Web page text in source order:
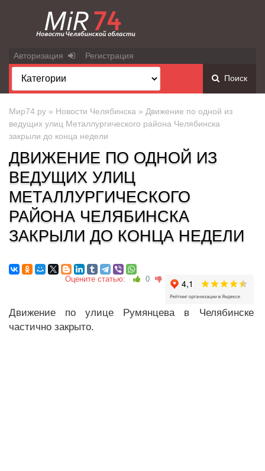
Авторизация Регистрация
Поиск
Мир74.ру » Новости Челябинска » Движение по одной из
ведущих улиц Металлургического района Челябинска
закрыли до конца недели
ДВИЖЕНИЕ ПО ОДНОЙ ИЗ
ВЕДУЩИХ УЛИЦ
МЕТАЛЛУРГИЧЕСКОГО
РАЙОНА ЧЕЛЯБИНСКА
ЗАКРЫЛИ ДО КОНЦА НЕДЕЛИ
Оцените статью: 0
Движение по улице Румянцева в Челябинске
частично закрыто.